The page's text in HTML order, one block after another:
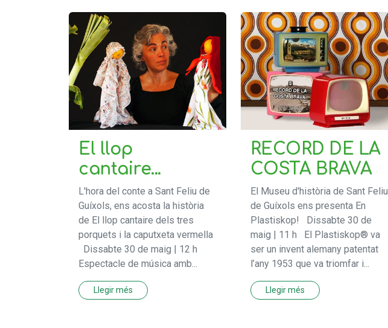
El llop
cantaire...
L'hora del conte a Sant Feliu de
Guíxols, ens acosta la història
de El llop cantaire dels tres
porquets i la caputxeta vermella
Dissabte 30 de maig | 12 h
Espectacle de música amb...
Llegir més
RECORD DE LA
COSTA BRAVA
El Museu d'història de Sant Feliu
de Guíxols ens presenta En
Plastiskop! Dissabte 30 de
maig | 11 h El Plastiskop® va
ser un invent alemany patentat
l’any 1953 que va triomfar i...
Llegir més